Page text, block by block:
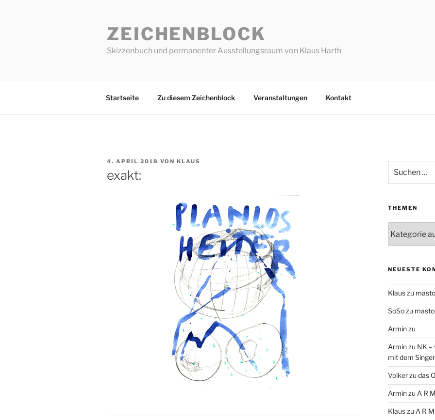
ZEICHENBLOCK
Skizzenbuch und permanenter Ausstellungsraum von Klaus Harth
Startseite Zu diesem Zeichenblock Veranstaltungen Kontakt
VERÖFFENTLICHT
4. APRIL 2018 VON KLAUS
exakt:
nach:
THEMEN
NEUESTE
Klauszu
SoSozu
Arminzu
Arminzu NK –
mit dem
Volkerzu das
Arminzu A R
Klauszu A R